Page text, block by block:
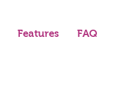
Features FAQ